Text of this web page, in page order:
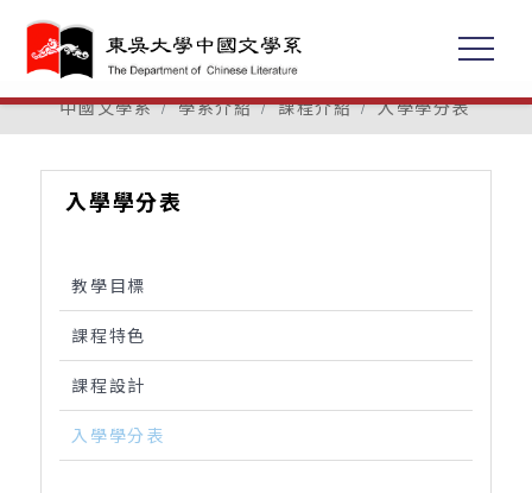
中國文學系 學系介紹 課程介紹 入學學分表
入學學分表
教學目標
課程特色
課程設計
入學學分表